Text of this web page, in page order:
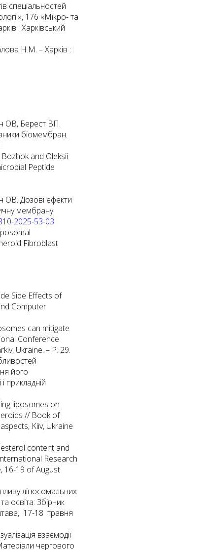
спеціальностей
176 «Мікро- та
: Харківський
Н.М. – Харків :
ОВ, Берест ВП.
біомембран.
and Oleksii
Peptide
ОВ. Дозові ефекти
мембрану
2025-53-03
Fibroblast
Side Effects of
Computer
can mitigate
Conference
Ukraine. – P. 29.
його
прикладній
liposomes on
// Book of
Kiiv, Ukraine
content and
Research
16-19 of August
ліпосомальних
освіта: Збірник
17-18 травня
взаємодії
чергового